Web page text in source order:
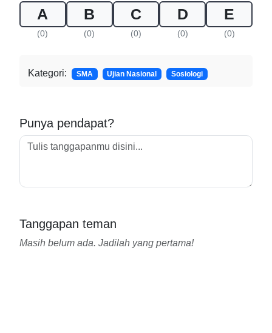
A
(0)
B
(0)
C
(0)
D
(0)
E
(0)
Kategori: SMA Ujian Nasional Sosiologi
Punya pendapat?
Tanggapan teman
Masih belum ada. Jadilah yang pertama!